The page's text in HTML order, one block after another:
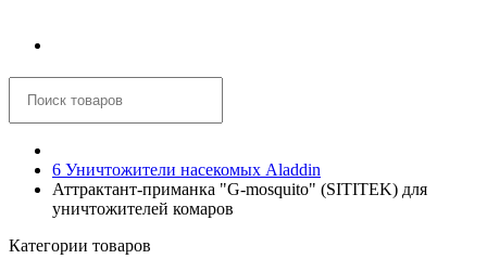
6 Уничтожители насекомых Aladdin
Аттрактант-приманка "G-mosquito" (SITITEK) для
уничтожителей комаров
Категории товаров